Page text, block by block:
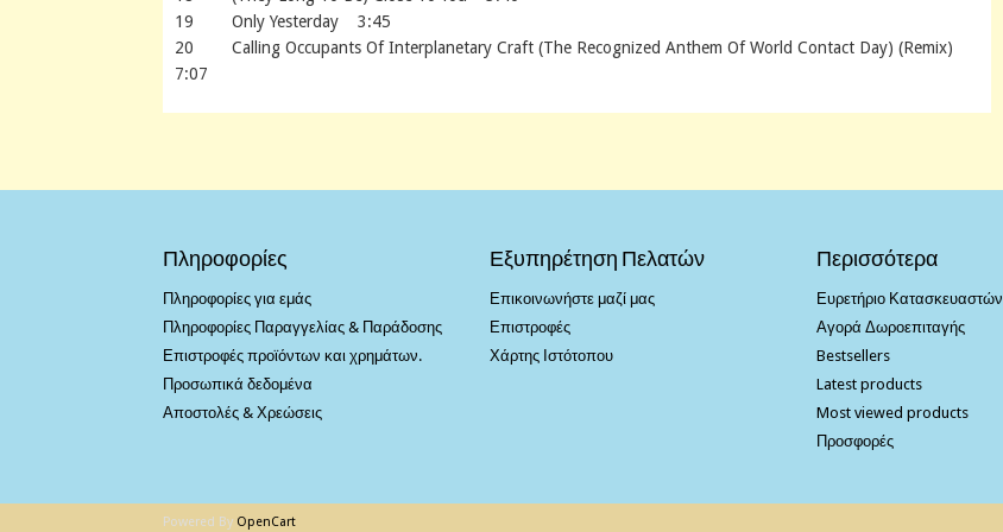
19 Only Yesterday 3:45
20 Calling Occupants Of Interplanetary Craft (The Recognized Anthem Of World Contact Day) (Remix)
7:07
Πληροφορίες
Πληροφορίες για εμάς
Πληροφορίες Παραγγελίας & Παράδοσης
Επιστροφές προϊόντων και χρημάτων.
Προσωπικά δεδομένα
Αποστολές & Χρεώσεις
Εξυπηρέτηση Πελατών
Επικοινωνήστε μαζί μας
Επιστροφές
Χάρτης Ιστότοπου
Περισσότερα
Ευρετήριο Κατασκευαστών
Αγορά Δωροεπιταγής
Bestsellers
Latest products
Most viewed products
Προσφορές
Powered By OpenCart